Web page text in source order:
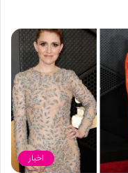
اخبار